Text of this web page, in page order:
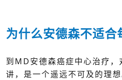
为什么安德森不适合
到MD安德森癌症中心治疗，
讲，是一个遥远不可及的理想